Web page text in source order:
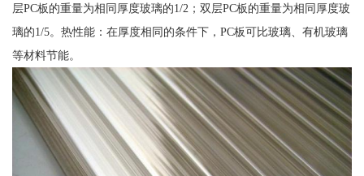
层PC板的重量为相同厚度玻璃的1/2；双层PC板的重量为相同厚度玻
璃的1/5。热性能：在厚度相同的条件下，PC板可比玻璃、有机玻璃
等材料节能。